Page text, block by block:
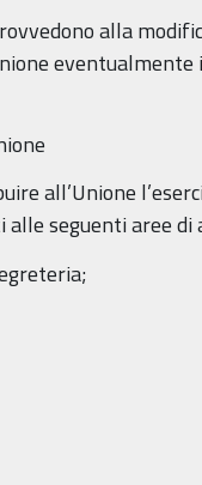
alla
all’Unione
seguenti aree